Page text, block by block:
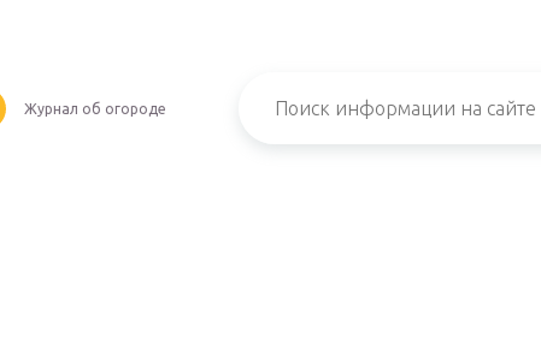
Журнал об огороде